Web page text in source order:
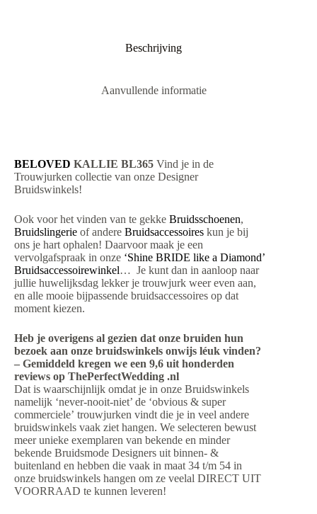
Beschrijving
Aanvullende informatie
BELOVED KALLIE BL365 Vind je in de
Trouwjurken collectie van onze Designer
Bruidswinkels!
Ook voor het vinden van te gekke Bruidsschoenen,
Bruidslingerie of andere Bruidsaccessoires kun je bij
ons je hart ophalen! Daarvoor maak je een
vervolgafspraak in onze ‘Shine BRIDE like a Diamond’
Bruidsaccessoirewinkel… Je kunt dan in aanloop naar
jullie huwelijksdag lekker je trouwjurk weer even aan,
en alle mooie bijpassende bruidsaccessoires op dat
moment kiezen.
Heb je overigens al gezien dat onze bruiden hun
bezoek aan onze bruidswinkels onwijs léuk vinden?
– Gemiddeld kregen we een 9,6 uit honderden
reviews op ThePerfectWedding .nl
Dat is waarschijnlijk omdat je in onze Bruidswinkels
namelijk ‘never-nooit-niet’ de ‘obvious & super
commerciele’ trouwjurken vindt die je in veel andere
bruidswinkels vaak ziet hangen. We selecteren bewust
meer unieke exemplaren van bekende en minder
bekende Bruidsmode Designers uit binnen- &
buitenland en hebben die vaak in maat 34 t/m 54 in
onze bruidswinkels hangen om ze veelal DIRECT UIT
VOORRAAD te kunnen leveren!